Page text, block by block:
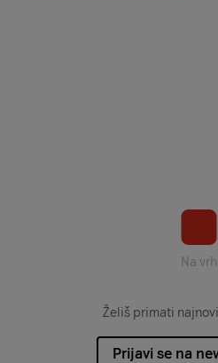
Na vrh
Želiš primati
Prijavi se na